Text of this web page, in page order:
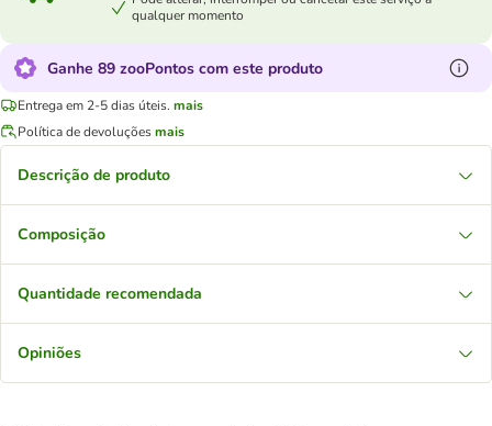
qualquer momento
Ganhe 89 zooPontos com este produto
Entrega em 2-5 dias úteis. mais
Política de devoluçõesmais
Descrição de produto
Composição
Quantidade recomendada
Opiniões